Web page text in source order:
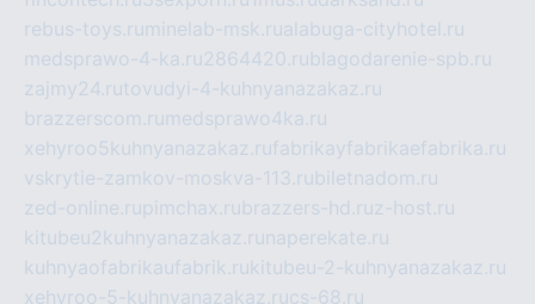
rebus-toys.ru minelab-msk.rualabuga-cityhotel.ru
medsprawo-4-ka.ru2864420.rublagodarenie-spb.ru
zajmy24.rutovudyi-4-kuhnyanazakaz.ru
brazzerscom.ru medsprawo4ka.ru
xehyroo5kuhnyanazakaz.rufabrikayfabrikaefabrika.ru
vskrytie-zamkov-moskva-113.rubiletnadom.ru
zed-online.rupimchax.rubrazzers-hd.ruz-host.ru
kitubeu2kuhnyanazakaz.ru naperekate.ru
kuhnyaofabrikaufabrik.rukitubeu-2-kuhnyanazakaz.ru
xehyroo-5-kuhnyanazakaz.rucs-68.ru